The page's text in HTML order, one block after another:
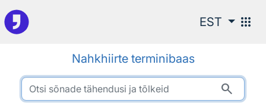
Otsingu juurde
EST apps
Nahkhiirte terminibaas
search